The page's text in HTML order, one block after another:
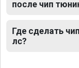
после чип
Где сделать
лс?